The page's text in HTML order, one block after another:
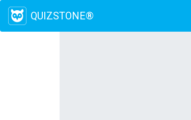
QUIZSTONE®